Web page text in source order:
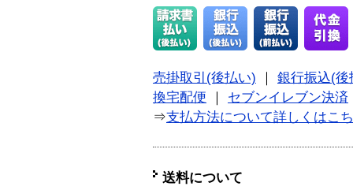
売掛取引(後払い)
銀行振込(後
換宅配便
セブンイレブン決済
⇒支払方法について詳しくはこ
送料について